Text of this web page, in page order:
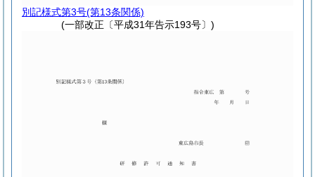
別記様式第3号(第13条関係)
(一部改正〔平成31年告示193号〕)